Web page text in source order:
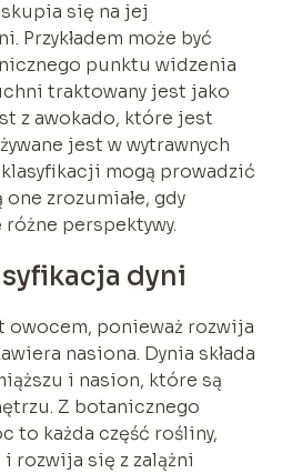
się na jej
Przykładem może być
punktu widzenia
traktowany jest jako
z awokado, które jest
jest w wytrawnych
mogą prowadzić
zrozumiałe, gdy
perspektywy.
dyni
owocem, ponieważ rozwija
nasiona. Dynia składa
i nasion, które są
Z botanicznego
to każda część rośliny,
rozwija się z zalążni